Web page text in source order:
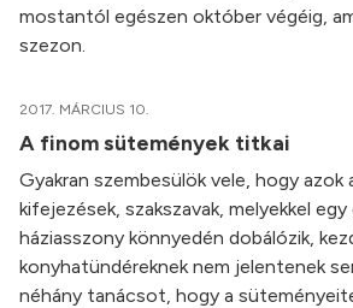
mostantól egészen október végéig,
szezon.
2017. MÁRCIUS 10.
A finom sütemények titkai
Gyakran szembesülök vele, hogy azok
kifejezések, szakszavak, melyekkel
háziasszony könnyedén dobálózik,
konyhatündéreknek nem jelentenek
néhány tanácsot, hogy a